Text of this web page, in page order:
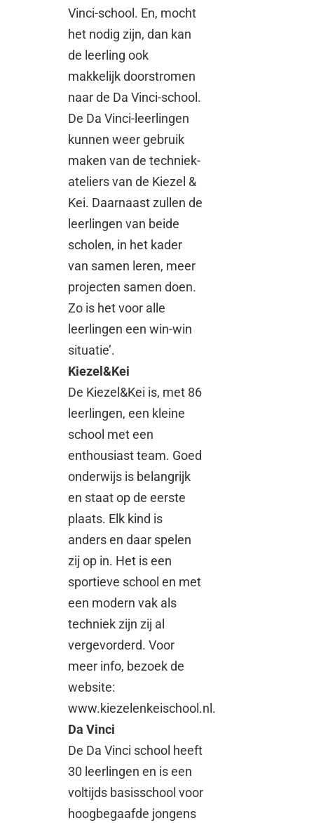
Vinci-school. En, mocht
het nodig zijn, dan kan
de leerling ook
makkelijk doorstromen
naar de Da Vinci-school.
De Da Vinci-leerlingen
kunnen weer gebruik
maken van de techniek-
ateliers van de Kiezel &
Kei. Daarnaast zullen de
leerlingen van beide
scholen, in het kader
van samen leren, meer
projecten samen doen.
Zo is het voor alle
leerlingen een win-win
situatie’.
Kiezel&Kei
De Kiezel&Kei is, met 86
leerlingen, een kleine
school met een
enthousiast team. Goed
onderwijs is belangrijk
en staat op de eerste
plaats. Elk kind is
anders en daar spelen
zij op in. Het is een
sportieve school en met
een modern vak als
techniek zijn zij al
vergevorderd. Voor
meer info, bezoek de
website:
www.kiezelenkeischool.nl.
Da Vinci
De Da Vinci school heeft
30 leerlingen en is een
voltijds basisschool voor
hoogbegaafde jongens